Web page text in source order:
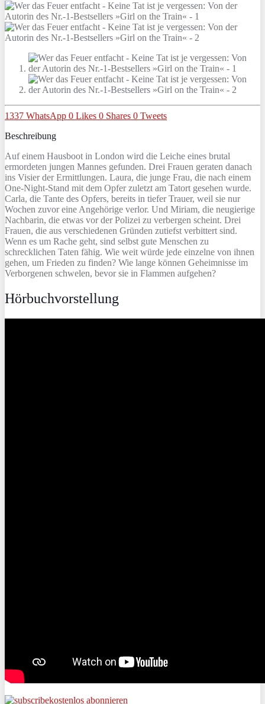
1337 WhatsApp 0 Likes 0 Shares 0 Tweets
Beschreibung
Auf einem Hausboot in London wird die Leiche eines brutal
ermordeten jungen Mannes gefunden. Drei Frauen geraten danach
ins Visier der Ermittlungen. Laura, die junge Frau, die nach einem
One-Night-Stand mit dem Opfer zuletzt am Tatort gesehen wurde.
Carla, die Tante des Opfers, bereits in tiefer Trauer, weil sie nur
Wochen zuvor eine Angehörige verlor. Und Miriam, die neugierige
Nachbarin, die etwas vor der Polizei zu verbergen scheint. Drei
Frauen, die aus verschiedenen Gründen zutiefst verbittert sind.
Wenn es um Rache geht, sind selbst gute Menschen zu
schrecklichen Taten fähig. Wie weit würde jede einzelne von ihnen
gehen, um Frieden zu finden? Wie lange können Geheimnisse im
Verborgenen schwelen, bevor sie in Flammen aufgehen?
Hörbuchvorstellung
kostenlos abonnieren